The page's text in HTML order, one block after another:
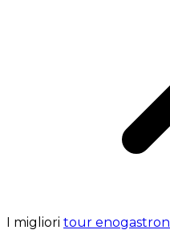
I migliori tour